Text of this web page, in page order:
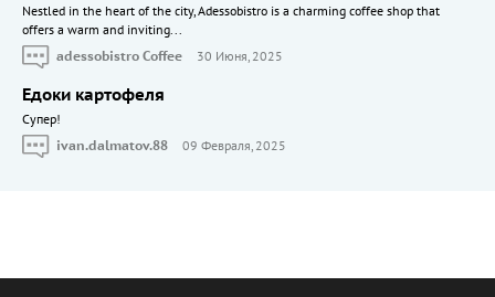
Nestled in the heart of the city, Adessobistro is a charming coffee shop that
offers a warm and inviting...
adessobistro Coffee
30 Июня, 2025
Едоки картофеля
Cупер!
ivan.dalmatov.88
09 Февраля, 2025